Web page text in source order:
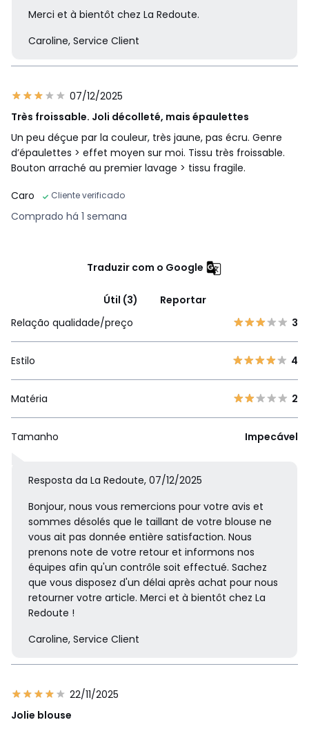
Merci et à bientôt chez La Redoute.
Caroline, Service Client
07/12/2025
Très froissable. Joli décolleté, mais épaulettes
Un peu déçue par la couleur, très jaune, pas écru. Genre
d’épaulettes > effet moyen sur moi. Tissu très froissable.
Bouton arraché au premier lavage > tissu fragile.
Caro
Cliente verificado
Comprado há 1 semana
Traduzir com o Google
Útil (3)
Reportar
Relação qualidade/preço
3
Estilo 4
Matéria 2
Tamanho Impecável
Resposta da La Redoute, 07/12/2025
Bonjour, nous vous remercions pour votre avis et
sommes désolés que le taillant de votre blouse ne
vous ait pas donnée entière satisfaction. Nous
prenons note de votre retour et informons nos
équipes afin qu'un contrôle soit effectué. Sachez
que vous disposez d'un délai après achat pour nous
retourner votre article. Merci et à bientôt chez La
Redoute !
Caroline, Service Client
22/11/2025
Jolie blouse